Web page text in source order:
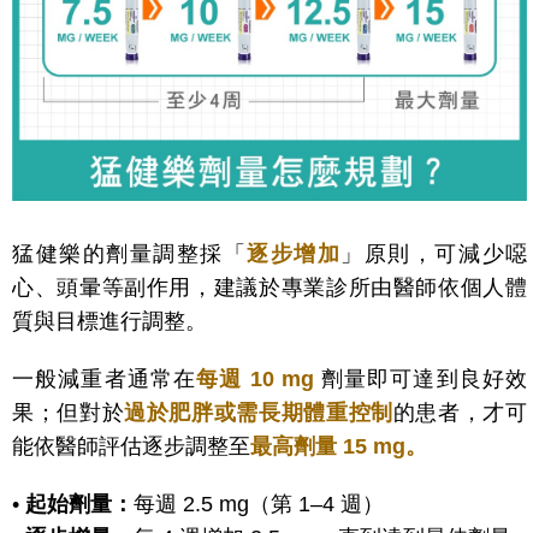
猛健樂的劑量調整採「逐步增加 」原則，可減少噁
心、頭暈等副作用，建議於專業診所由醫師依個人體
質與目標進行調整。
一般減重者通常在每週 10 mg 劑量即可達到良好效
果；但對於過於肥胖或需長期體重控制 的患者，才可
能依醫師評估逐步調整至最高劑量 15 mg。
• 起始劑量： 每週 2.5 mg（第 1–4 週）